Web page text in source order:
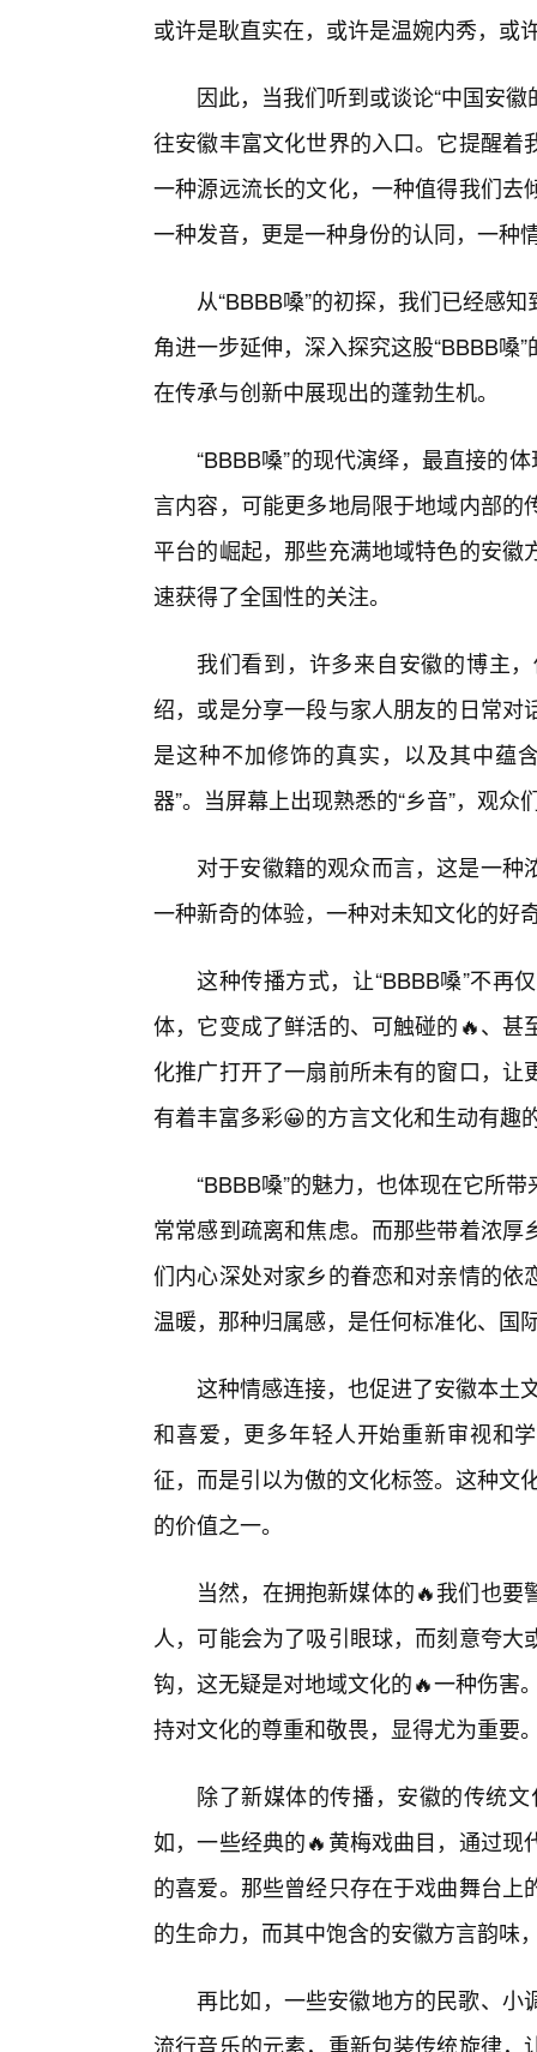
或许是耿直实在，或许是温婉内秀，或
因此，当我们听到或谈论“中国安
往安徽丰富文化世界的入口。它提醒
一种源远流长的文化，一种值得我们
一种发音，更是一种身份的认同，一种
从“BBBB嗓”的初探，我们已经感
角进一步延伸，深入探究这股“BBBB嗓
在传承与创新中展现出的蓬勃生机。
“BBBB嗓”的现代演绎，最直接的
言内容，可能更多地局限于地域内部
平台的崛起，那些充满地域特色的安
速获得了全国性的关注。
我们看到，许多来自安徽的博主
绍，或是分享一段与家人朋友的日常
是这种不加修饰的真实，以及其中蕴
器”。当屏幕上出现熟悉的“乡音”，观
对于安徽籍的观众而言，这是一
一种新奇的体验，一种对未知文化的好
这种传播方式，让“BBBB嗓”不再
体，它变成了鲜活的、可触碰的🔥、
化推广打开了一扇前所未有的窗口，
有着丰富多彩😀的方言文化和生动有趣
“BBBB嗓”的魅力，也体现在它所
常常感到疏离和焦虑。而那些带着浓
们内心深处对家乡的眷恋和对亲情的
温暖，那种归属感，是任何标准化、国
这种情感连接，也促进了安徽本土
和喜爱，更多年轻人开始重新审视和
征，而是引以为傲的文化标签。这种文
的价值之一。
当然，在拥抱新媒体的🔥我们也
人，可能会为了吸引眼球，而刻意夸
钩，这无疑是对地域文化的🔥一种伤害
持对文化的尊重和敬畏，显得尤为重要
除了新媒体的传播，安徽的传统
如，一些经典的🔥黄梅戏曲目，通过
的喜爱。那些曾经只存在于戏曲舞台
的生命力，而其中饱含的安徽方言韵味
再比如，一些安徽地方的民歌、小
流行音乐的元素，重新包装传统旋律